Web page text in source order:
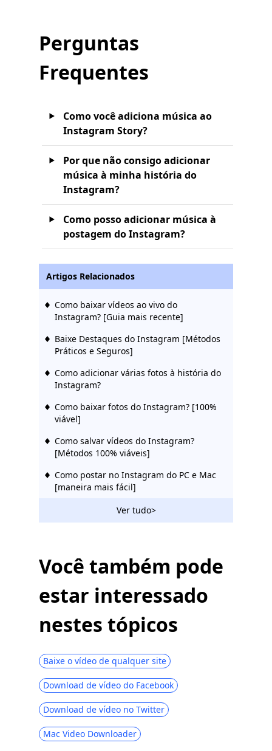
Perguntas
Frequentes
Como você adiciona música ao
Instagram Story?
Por que não consigo adicionar
música à minha história do
Instagram?
Como posso adicionar música à
postagem do Instagram?
Artigos Relacionados
Como baixar vídeos ao vivo do
Instagram? [Guia mais recente]
Baixe Destaques do Instagram [Métodos
Práticos e Seguros]
Como adicionar várias fotos à história do
Instagram?
Como baixar fotos do Instagram? [100%
viável]
Como salvar vídeos do Instagram?
[Métodos 100% viáveis]
Como postar no Instagram do PC e Mac
[maneira mais fácil]
Como baixar vídeos privados do
Instagram [fácil e eficiente]
postagem ou DM?
Melhor alternativa para Instagram que
você não quer perder [2023]
4 maneiras eficazes de fazer download
de histórias do Instagram
Como usar o Instagram - Guia de início
rápido completo
Como excluir o Instagram
permanentemente e desativá-lo
temporariamente
Como consertar o Instagram que não
Ver tudo>
Você também pode
estar interessado
nestes tópicos
Baixe o vídeo de qualquer site
Download de vídeo do Facebook
Download de vídeo no Twitter
Mac Video Downloader